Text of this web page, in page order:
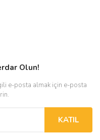
Olun!
e-posta almak için e-posta
KATIL